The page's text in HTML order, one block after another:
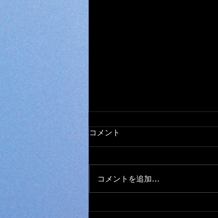
オールメーカー ミシン 取
で、購入されたミシンでもokで
す。 ダンボール、や、みかん箱
コメント
コメントを追加…